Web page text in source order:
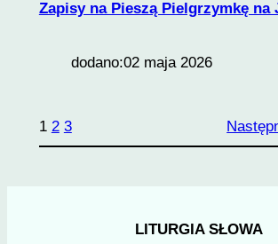
Zapisy na Pieszą Pielgrzymkę na
dodano:02 maja 2026
1 2 3
LITURGIA SŁOWA